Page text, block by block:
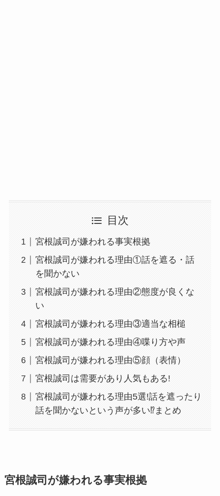
目次
宮根誠司が嫌われる事実根拠
宮根誠司が嫌われる理由①話を遮る・話
を聞かない
宮根誠司が嫌われる理由②態度が良くな
い
宮根誠司が嫌われる理由③適当な相槌
宮根誠司が嫌われる理由④喋り方や声
宮根誠司が嫌われる理由⑤顔（表情）
宮根誠司は需要があり人気もある!
宮根誠司が嫌われる理由5選!話を遮ったり
話を聞かないという声が多い⁉まとめ
宮根誠司が嫌われる事実根拠